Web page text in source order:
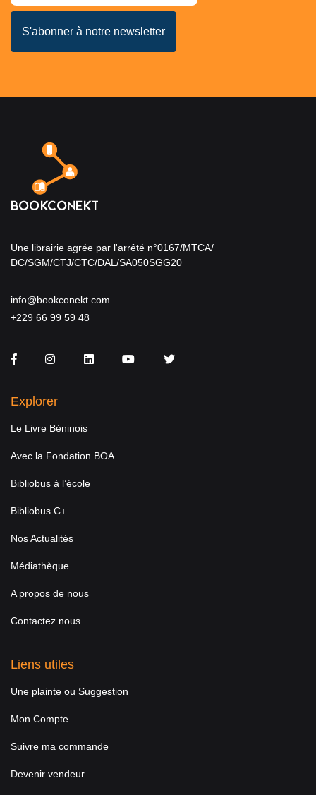
Une librairie agrée par l'arrêté n°0167/MTCA/
DC/SGM/CTJ/CTC/DAL/SA050SGG20
info@bookconekt.com
+229 66 99 59 48
FacebookInstagramLinkedInYou TubeTwitter
Explorer
Le Livre Béninois
Avec la Fondation BOA
Bibliobus à l’école
Bibliobus C+
Nos Actualités
Médiathèque
A propos de nous
Contactez nous
Liens utiles
Une plainte ou Suggestion
Mon Compte
Suivre ma commande
Devenir vendeur